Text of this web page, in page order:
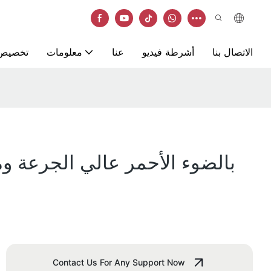
معلومات عنا أشرطة فيديو الاتصال بنا
Contact Us For Any Support Now